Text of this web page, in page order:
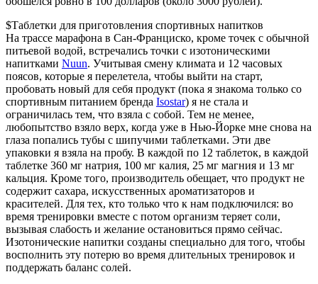
$Таблетки для приготовления спортивных напитков
На трассе марафона в Сан-Франциско, кроме точек с обычной
питьевой водой, встречались точки с изотоническими
напитками Nuun. Учитывая смену климата и 12 часовых
поясов, которые я перелетела, чтобы выйти на старт,
пробовать новый для себя продукт (пока я знакома только со
спортивным питанием бренда Isostar) я не стала и
ограничилась тем, что взяла с собой. Тем не менее,
любопытство взяло верх, когда уже в Нью-Йорке мне снова на
глаза попались тубы с шипучими таблетками. Эти две
упаковки я взяла на пробу. В каждой по 12 таблеток, в каждой
таблетке 360 мг натрия, 100 мг калия, 25 мг магния и 13 мг
кальция. Кроме того, производитель обещает, что продукт не
содержит сахара, искусственных ароматизаторов и
красителей. Для тех, кто только что к нам подключился: во
время тренировки вместе с потом организм теряет соли,
вызывая слабость и желание остановиться прямо сейчас.
Изотонические напитки созданы специально для того, чтобы
восполнить эту потерю во время длительных тренировок и
поддержать баланс солей.